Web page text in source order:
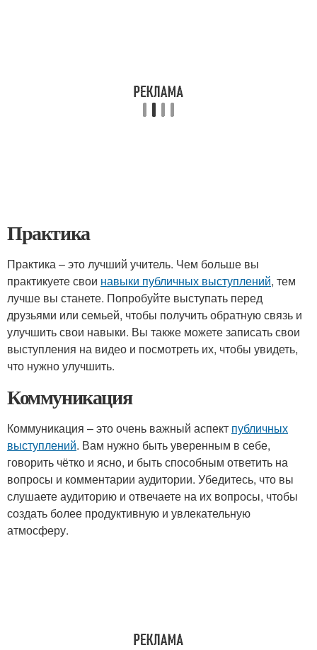
Практика
Практика – это лучший учитель. Чем больше вы
практикуете свои навыки публичных выступлений, тем
лучше вы станете. Попробуйте выступать перед
друзьями или семьей, чтобы получить обратную связь и
улучшить свои навыки. Вы также можете записать свои
выступления на видео и посмотреть их, чтобы увидеть,
что нужно улучшить.
Коммуникация
Коммуникация – это очень важный аспект публичных
выступлений. Вам нужно быть уверенным в себе,
говорить чётко и ясно, и быть способным ответить на
вопросы и комментарии аудитории. Убедитесь, что вы
слушаете аудиторию и отвечаете на их вопросы, чтобы
создать более продуктивную и увлекательную
атмосферу.